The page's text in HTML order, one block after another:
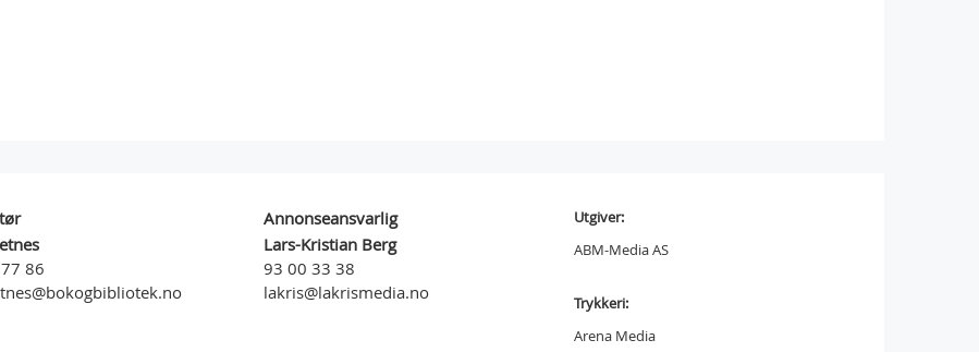
86
Annonseansvarlig
Lars-Kristian Berg
93 00 33 38
lakris@lakrismedia.no
Utgiver:
ABM-Media AS
Trykkeri:
Arena Media